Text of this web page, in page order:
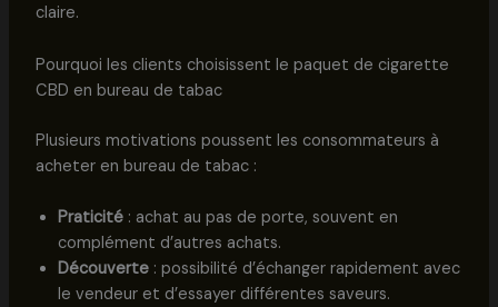
claire.
Pourquoi les clients choisissent le paquet de cigarette
CBD en bureau de tabac
Plusieurs motivations poussent les consommateurs à
acheter en bureau de tabac :
Praticité: achat au pas de porte, souvent en
complément d’autres achats.
Découverte: possibilité d’échanger rapidement avec
le vendeur et d’essayer différentes saveurs.